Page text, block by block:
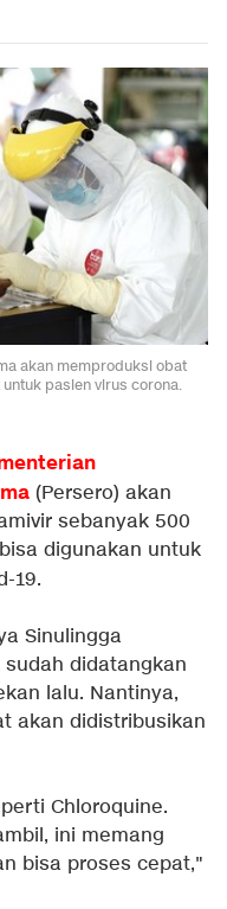
akan memproduksi obat
pasien virus corona.
(Persero) akan
sebanyak 500
digunakan untuk
19.
Sinulingga
didatangkan
lalu. Nantinya,
akan didistribusikan
Chloroquine.
ini memang
bisa proses cepat,"